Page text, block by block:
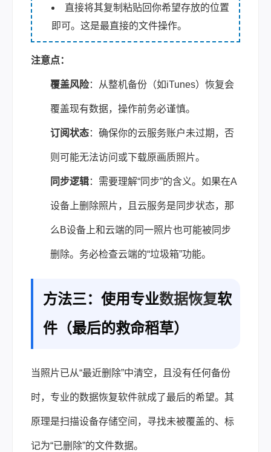
直接将其复制粘贴回你希望存放的位置
即可。这是最直接的文件操作。
注意点：
覆盖风险：从整机备份（如iTunes）恢复会
覆盖现有数据，操作前务必谨慎。
订阅状态：确保你的云服务账户未过期，否
则可能无法访问或下载原画质照片。
同步逻辑：需要理解“同步”的含义。如果在A
设备上删除照片，且云服务是同步状态，那
么B设备上和云端的同一照片也可能被同步
删除。务必检查云端的“垃圾箱”功能。
方法三：使用专业数据恢复软
件（最后的救命稻草）
当照片已从“最近删除”中清空，且没有任何备份
时，专业的数据恢复软件就成了最后的希望。其
原理是扫描设备存储空间，寻找未被覆盖的、标
记为“已删除”的文件数据。